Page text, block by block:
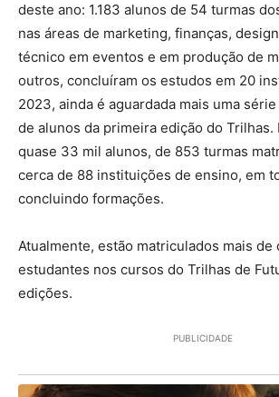
deste ano: 1.183 alunos de 54 turmas
nas áreas de marketing, finanças,
técnico em eventos e em produção de
outros, concluíram os estudos em 20
2023, ainda é aguardada mais uma
de alunos da primeira edição do Trilhas.
quase 33 mil alunos, de 853 turmas
cerca de 88 instituições de ensino, em
concluindo formações.
Atualmente, estão matriculados mais de
estudantes nos cursos do Trilhas de
edições.
PUBLICIDADE